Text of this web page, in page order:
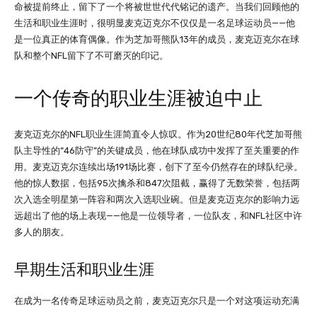
命被提前终止，留下了一个将被世世代代铭记的遗产。当我们回顾他的
生活和职业生涯时，很明显麦克迈克尔不仅仅是一名足球运动员——他
是一位真正的体育偶像。作为芝加哥熊队13年的成员，麦克迈克尔在球
队和整个NFL留下了不可磨灭的印记。
一个传奇的职业生涯被迫中止
麦克迈克尔的NFL职业生涯简直令人惊叹。作为20世纪80年代芝加哥熊
队主导性的“46防守”的关键成员，他在球队成功中发挥了至关重要的作
用。麦克迈克尔连续出场191场比赛，创下了至今仍然存在的球队纪录。
他的惊人数据，包括95次擒杀和847次阻截，赢得了无数荣誉，包括两
次入选全明星第一阵容和两次入选职业碗。但是麦克迈克尔的影响力远
远超出了他的场上表现——他是一位领导者，一位队友，和NFL社区中许
多人的朋友。
早期生活和职业生涯
在成为一名传奇足球运动员之前，麦克迈克尔只是一个对这项运动充满